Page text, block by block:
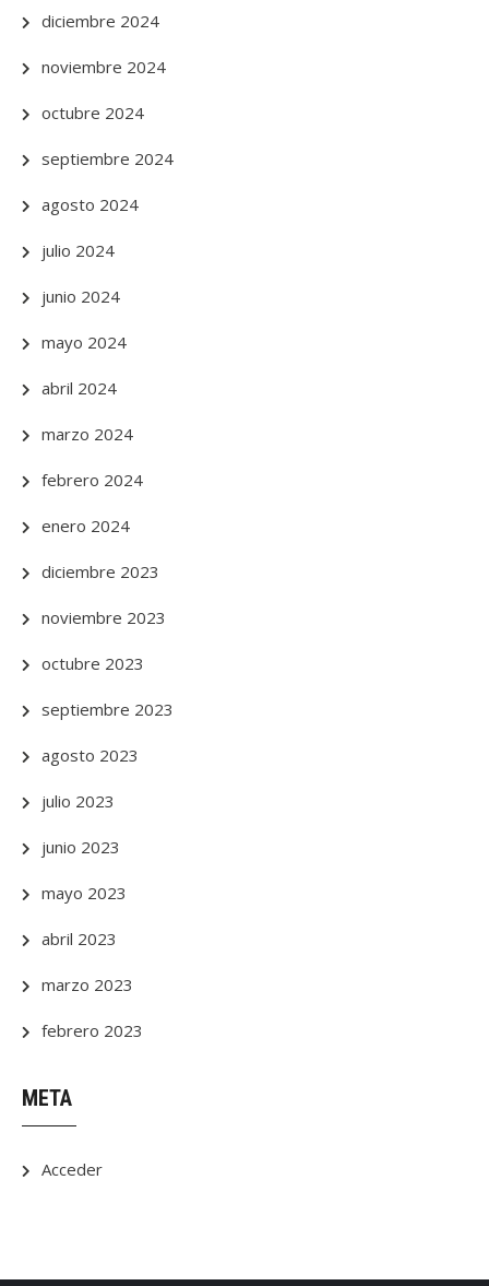
diciembre 2024
noviembre 2024
octubre 2024
septiembre 2024
agosto 2024
julio 2024
junio 2024
mayo 2024
abril 2024
marzo 2024
febrero 2024
enero 2024
diciembre 2023
noviembre 2023
octubre 2023
septiembre 2023
agosto 2023
julio 2023
junio 2023
mayo 2023
abril 2023
marzo 2023
febrero 2023
META
Acceder